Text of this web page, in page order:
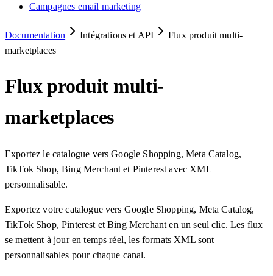
Campagnes email marketing
Documentation Intégrations et API
Flux produit multi-
marketplaces
Flux produit multi-
marketplaces
Exportez le catalogue vers Google Shopping, Meta Catalog,
TikTok Shop, Bing Merchant et Pinterest avec XML
personnalisable.
Exportez votre catalogue vers Google Shopping, Meta Catalog,
TikTok Shop, Pinterest et Bing Merchant en un seul clic. Les flux
se mettent à jour en temps réel, les formats XML sont
personnalisables pour chaque canal.